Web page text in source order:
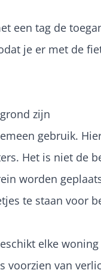
een tag de
je er met de
zijn
gebruik.
Het is niet de
worden
te staan voor
elke
voorzien van